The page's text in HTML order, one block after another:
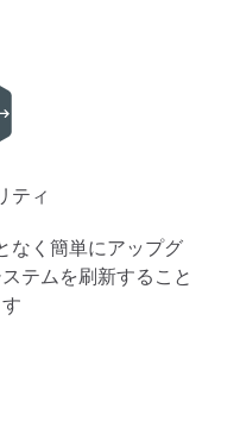
ティ
なく簡単にアップグ
テムを刷新すること